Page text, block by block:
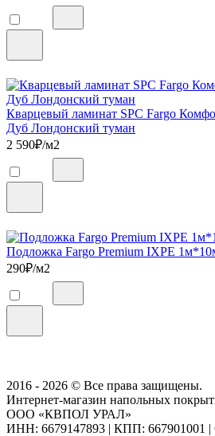
Кварцевый ламинат SPC Fargo
Дуб Лондонский туман
2 590₽/м2
Подложка Fargo Premium IXPE
290₽/м2
2016 - 2026 © Все права защищены.
Интернет-магазин напольных
ООО «КВПОЛ УРАЛ»
ИНН: 6679147893 | КПП: 667901001 |